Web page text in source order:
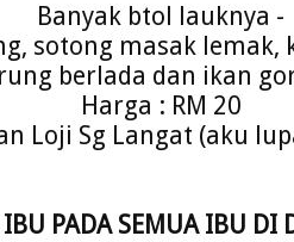
Banyak btol lauknya -
sotong masak lemak,
berlada dan ikan
Harga : RM 20
Loji Sg Langat (aku
PADA SEMUA IBU DI